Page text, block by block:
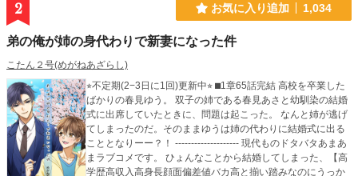
2 お気に入り追加 1,034
弟の俺が姉の身代わりで新妻になった件
こたん２号(めがねあざらし)
⭐︎不定期(2−3日に1回)更新中⭐︎ ⬛︎1章65話完結 高校を卒業した
ばかりの春見ゆう。 双子の姉である春見あさと幼馴染の結婚
式に出席していたときに、問題は起こった。 なんと姉が逃げ
てしまったのだ。そのままゆうは姉の代わりに結婚式に出る
こととなりーー？！ -------------------- 現代ものドタバタあまあ
まラブコメです。 ひょんなことから結婚してしまった、【高
学歴高収入高身長顔面偏差値バカ高と揃い踏みなのにうっか